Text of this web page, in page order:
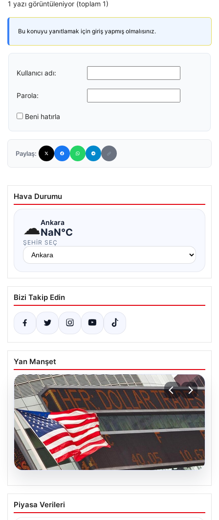
1 yazı görüntüleniyor (toplam 1)
Bu konuyu yanıtlamak için giriş yapmış olmalısınız.
Kullanıcı adı:
Parola:
Beni hatırla
Paylaş:
Hava Durumu
☁Ankara
NaN°C
ŞEHIR SEÇ
Bizi Takip Edin
Yan Manşet
05.08.2026
FED faiz kararı ne zaman açıklanacak?
Nisan ayı faiz beklentisi belli oldu
Piyasa Verileri